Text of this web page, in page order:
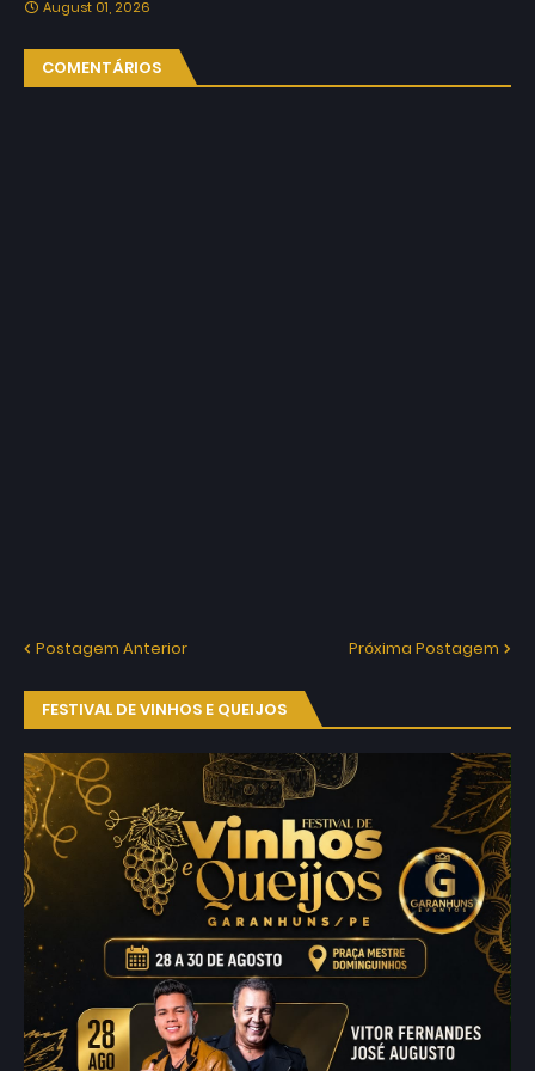
August 01, 2026
COMENTÁRIOS
Postagem Anterior Próxima Postagem
FESTIVAL DE VINHOS E QUEIJOS